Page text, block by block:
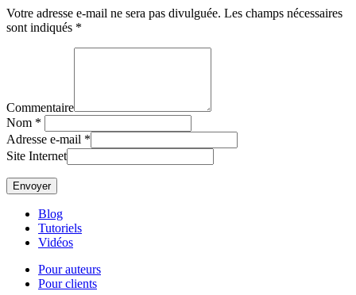
Votre adresse e-mail ne sera pas divulguée. Les champs nécessaires
sont indiqués *
Commentaire
Nom *
Adresse e-mail *
Site Internet
Blog
Tutoriels
Vidéos
Pour auteurs
Pour clients